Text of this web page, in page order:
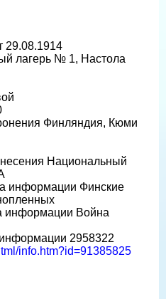
29.08.1914
лагерь № 1, Настола
Финляндия, Кюми
Национальный
информации Финские
информации Война
2958322
info.htm?id=91385825